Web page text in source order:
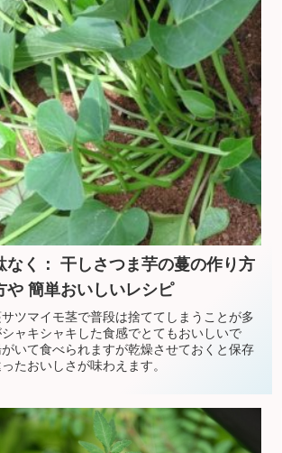
なく： 干しさつま芋の蔓の作り方
や 簡単おいしいレシピ
ツマイモ茎で普段は捨ててしまうことが多
ャキシャキした食感でとてもおいしいで
いて食べられますが乾燥させておくと保存
たおいしさが味わえます。